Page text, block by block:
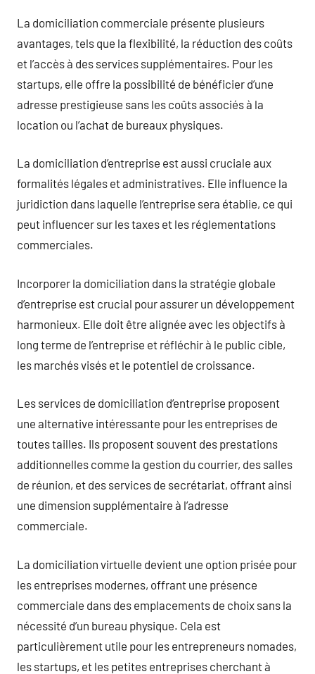
La domiciliation commerciale présente plusieurs
avantages, tels que la flexibilité, la réduction des coûts
et l’accès à des services supplémentaires. Pour les
startups, elle offre la possibilité de bénéficier d’une
adresse prestigieuse sans les coûts associés à la
location ou l’achat de bureaux physiques.
La domiciliation d’entreprise est aussi cruciale aux
formalités légales et administratives. Elle influence la
juridiction dans laquelle l’entreprise sera établie, ce qui
peut influencer sur les taxes et les réglementations
commerciales.
Incorporer la domiciliation dans la stratégie globale
d’entreprise est crucial pour assurer un développement
harmonieux. Elle doit être alignée avec les objectifs à
long terme de l’entreprise et réfléchir à le public cible,
les marchés visés et le potentiel de croissance.
Les services de domiciliation d’entreprise proposent
une alternative intéressante pour les entreprises de
toutes tailles. Ils proposent souvent des prestations
additionnelles comme la gestion du courrier, des salles
de réunion, et des services de secrétariat, offrant ainsi
une dimension supplémentaire à l’adresse
commerciale.
La domiciliation virtuelle devient une option prisée pour
les entreprises modernes, offrant une présence
commerciale dans des emplacements de choix sans la
nécessité d’un bureau physique. Cela est
particulièrement utile pour les entrepreneurs nomades,
les startups, et les petites entreprises cherchant à